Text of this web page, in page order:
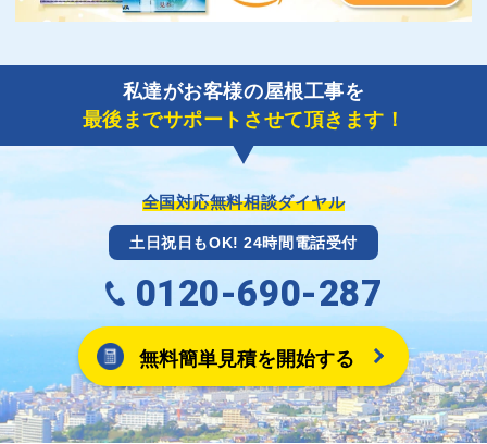
私達がお客様の屋根工事を
最後までサポートさせて頂きます！
全国対応無料相談ダイヤル
土日祝日もOK! 24時間電話受付
0120-690-287
無料簡単見積を開始する